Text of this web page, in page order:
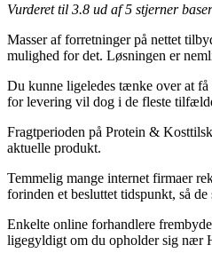
Vurderet til 3.8 ud af 5 stjerner
Masser af forretninger på nettet
mulighed for det. Løsningen er
Du kunne ligeledes tænke over at
for levering vil dog i de fleste
Fragtperioden på Protein &
aktuelle produkt.
Temmelig mange internet firmaer
forinden et besluttet tidspunkt, så
Enkelte online forhandlere
ligegyldigt om du opholder sig nær